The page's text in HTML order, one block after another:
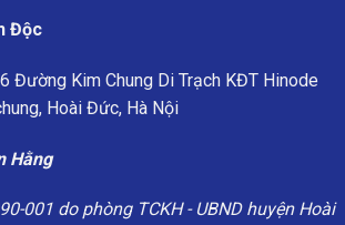
Độc
Đường Kim Chung Di Trạch KĐT Hinode
Hoài Đức, Hà Nội
Hằng
001 do phòng TCKH - UBND huyện Hoài